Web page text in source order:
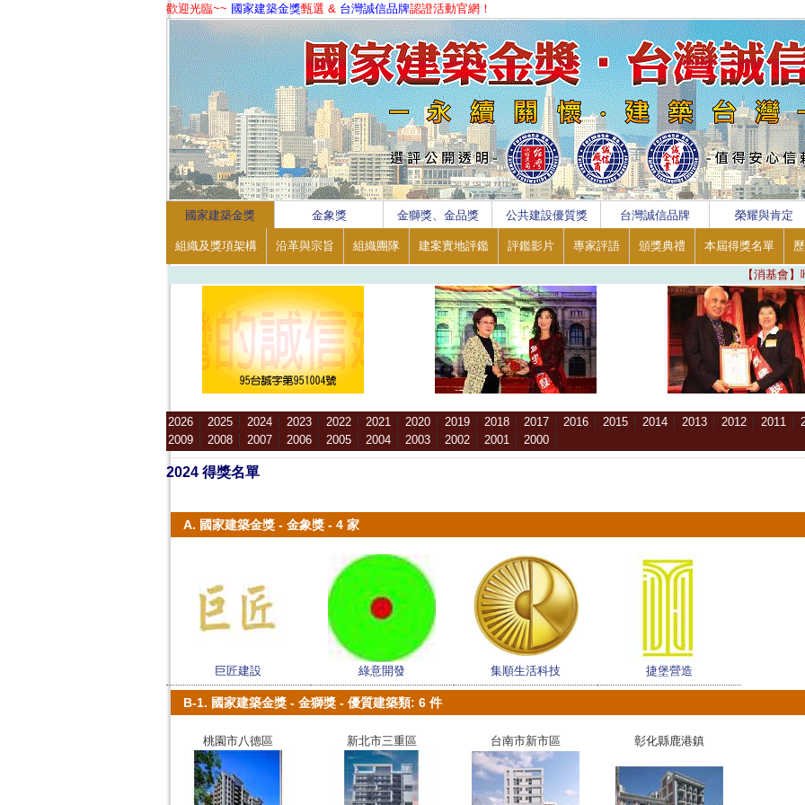
歡迎光臨~~ 國家建築金獎甄選 & 台灣誠信品牌認證活動官網！
1
2
3
4
國家建築金獎 金象獎 金獅獎、金品獎 公共建設優質獎 台灣誠信品牌 榮耀與肯定
組織及獎項架構 沿革與宗旨 組織團隊 建案實地評鑑 評鑑影片 專家評語 頒獎典禮 本屆得獎名單
【消基會】唯一【
2026 2025 2024 2023 2022 2021 2020 2019 2018 2017 2016 2015 2014 2013 2012 2011
2009
2008 2007 2006 2005 2004 2003 2002 2001 2000
2024 得獎名單
A. 國家建築金獎 - 金象獎 - 4 家
巨匠建設 綠意開發 集順生活科技 捷堡營造
B-1. 國家建築金獎 - 金獅獎 - 優質建築類: 6 件
桃園市八德區 新北市三重區 台南市新市區 彰化縣鹿港鎮